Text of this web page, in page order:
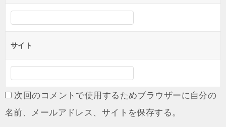
サイト
次回のコメントで使用するためブラウザーに自分の
名前、メールアドレス、サイトを保存する。